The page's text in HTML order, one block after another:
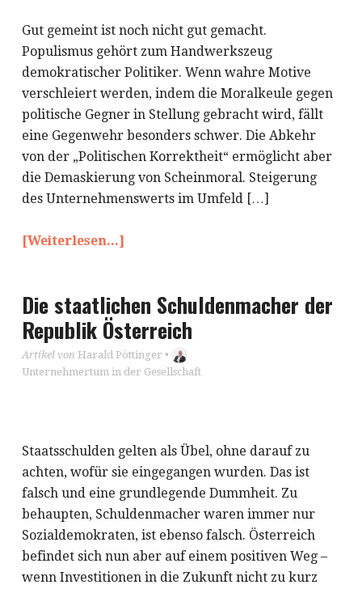
Gut gemeint ist noch nicht gut gemacht.
Populismus gehört zum Handwerkszeug
demokratischer Politiker. Wenn wahre Motive
verschleiert werden, indem die Moralkeule gegen
politische Gegner in Stellung gebracht wird, fällt
eine Gegenwehr besonders schwer. Die Abkehr
von der „Politischen Korrektheit“ ermöglicht aber
die Demaskierung von Scheinmoral. Steigerung
des Unternehmenswerts im Umfeld […]
[Weiterlesen...]
Die staatlichen Schuldenmacher der
Republik Österreich
Artikel von Harald Pöttinger •
Unternehmertum in der Gesellschaft
Staatsschulden gelten als Übel, ohne darauf zu
achten, wofür sie eingegangen wurden. Das ist
falsch und eine grundlegende Dummheit. Zu
behaupten, Schuldenmacher waren immer nur
Sozialdemokraten, ist ebenso falsch. Österreich
befindet sich nun aber auf einem positiven Weg –
wenn Investitionen in die Zukunft nicht zu kurz